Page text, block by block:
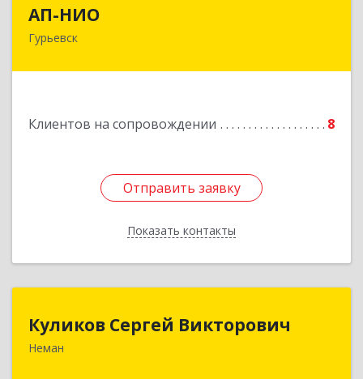
АП-НИО
Гурьевск
Клиентов на сопровождении 8
Отправить заявку
Показать контакты
238300 Калининградская обл, Гурьевск г,
Отправить заявку
Назад
Куликов Сергей Викторович
Неман
Куликов Сергей Викторович